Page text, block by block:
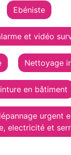
Ebéniste
et vidéo
Nettoyage
en bâtiment
urgent
electricité et